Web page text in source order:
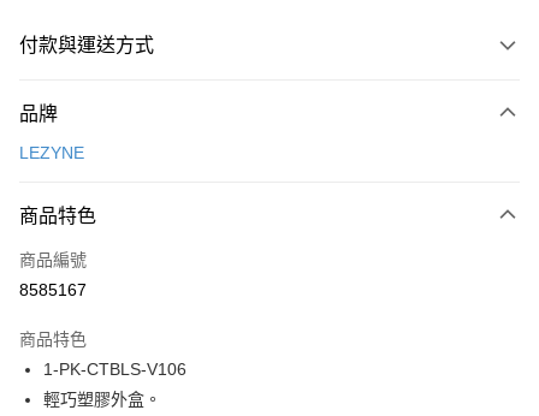
付款與運送方式
信用卡一次付款
Apple Pay
AFTEE先享後付
相關說明
AFTEE先享後付是「在收到商品之後才付款」的支付方式。 讓您購物簡單
便利好安心！
２．便利：只要手機號碼，簡訊認證，即可結帳。
ATM付款
運送方式
品牌
LEZYNE
商品特色
商品編號
8585167
商品特色
1-PK-CTBLS-V106
輕巧塑膠外盒。